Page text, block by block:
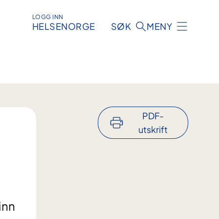
LOGG INN
HELSENORGE SØK MENY
PDF-
utskrift